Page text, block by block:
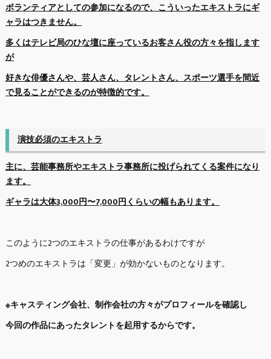
ボランティアとしての参加になるので、こういったエキストラにギ
ャラはつきません。
多くはテレビ局のひな壇に座っているお客さん役の方々を指します
が
好きな俳優さんや、芸人さん、タレントさん、スポーツ選手を間近
で見ることができるのが特徴的です。
演技必須のエキストラ
主に、芸能事務所やエキストラ事務所に投げられてくる案件になり
ます。
ギャラは大体3,000円〜7,000円くらいの幅もあります。
このように2つのエキストラの仕事があるわけですが
2つめのエキストラは「変更」が効かないものとなります。
※キャスティング会社、制作会社の方々がプロフィールを確認し
今回の作品にあったタレントを起用するからです。